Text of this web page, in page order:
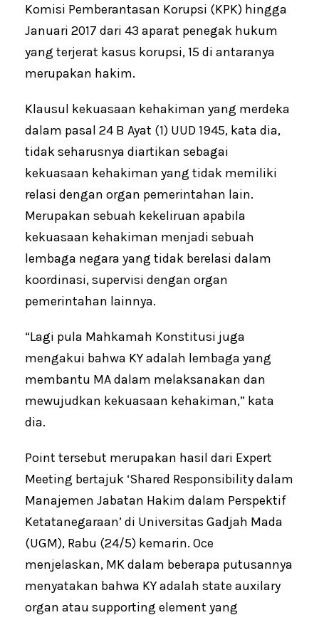
Komisi Pemberantasan Korupsi (KPK) hingga
Januari 2017 dari 43 aparat penegak hukum
yang terjerat kasus korupsi, 15 di antaranya
merupakan hakim.
Klausul kekuasaan kehakiman yang merdeka
dalam pasal 24 B Ayat (1) UUD 1945, kata dia,
tidak seharusnya diartikan sebagai
kekuasaan kehakiman yang tidak memiliki
relasi dengan organ pemerintahan lain.
Merupakan sebuah kekeliruan apabila
kekuasaan kehakiman menjadi sebuah
lembaga negara yang tidak berelasi dalam
koordinasi, supervisi dengan organ
pemerintahan lainnya.
“Lagi pula Mahkamah Konstitusi juga
mengakui bahwa KY adalah lembaga yang
membantu MA dalam melaksanakan dan
mewujudkan kekuasaan kehakiman,” kata
dia.
Point tersebut merupakan hasil dari Expert
Meeting bertajuk ‘Shared Responsibility dalam
Manajemen Jabatan Hakim dalam Perspektif
Ketatanegaraan’ di Universitas Gadjah Mada
(UGM), Rabu (24/5) kemarin. Oce
menjelaskan, MK dalam beberapa putusannya
menyatakan bahwa KY adalah state auxilary
organ atau supporting element yang